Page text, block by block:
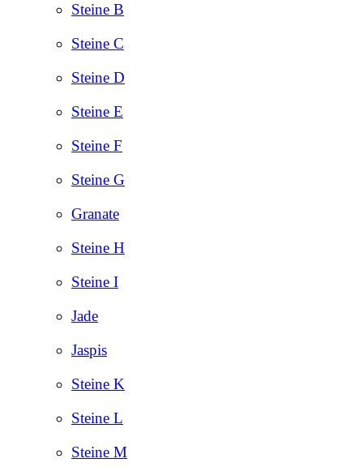
Steine B
Steine C
Steine D
Steine E
Steine F
Steine G
Granate
Steine H
Steine I
Jade
Jaspis
Steine K
Steine L
Steine M